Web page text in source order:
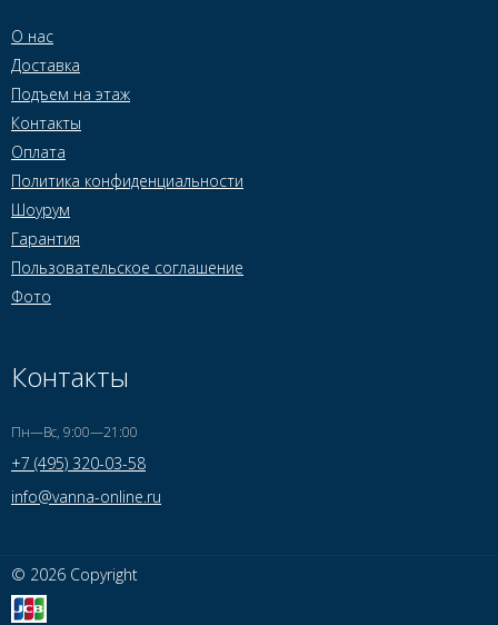
О нас
Доставка
Подъем на этаж
Контакты
Оплата
Политика конфиденциальности
Шоурум
Гарантия
Пользовательское соглашение
Фото
Контакты
Пн—Вс, 9:00—21:00
+7 (495) 320-03-58
info@vanna-online.ru
© 2026 Copyright